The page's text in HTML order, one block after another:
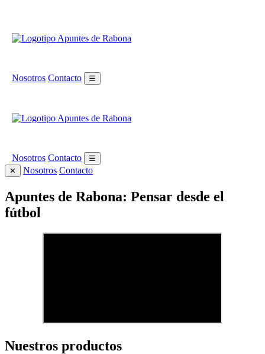
Nosotros Contacto ☰
Nosotros Contacto
☰
✕
Nosotros Contacto
Apuntes de Rabona: Pensar desde el
fútbol
Nuestros productos